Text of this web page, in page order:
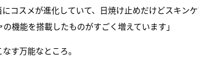
コスメが進化していて、日焼け止めだけどスキン
機能を搭載したものがすごく増えています」
す万能なところ。